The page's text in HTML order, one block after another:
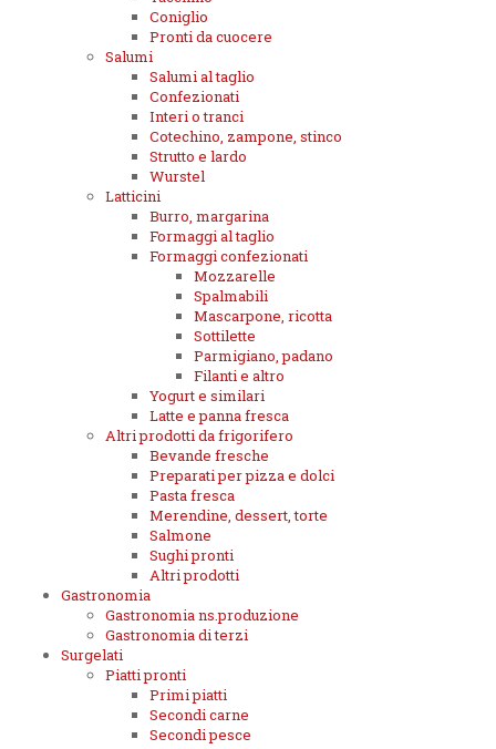
Coniglio
Pronti da cuocere
Salumi
Salumi al taglio
Confezionati
Interi o tranci
Cotechino, zampone, stinco
Strutto e lardo
Wurstel
Latticini
Burro, margarina
Formaggi al taglio
Formaggi confezionati
Mozzarelle
Spalmabili
Mascarpone, ricotta
Sottilette
Parmigiano, padano
Filanti e altro
Yogurt e similari
Latte e panna fresca
Altri prodotti da frigorifero
Bevande fresche
Preparati per pizza e dolci
Pasta fresca
Merendine, dessert, torte
Salmone
Sughi pronti
Altri prodotti
Gastronomia
Gastronomia ns.produzione
Gastronomia di terzi
Surgelati
Piatti pronti
Primi piatti
Secondi carne
Secondi pesce